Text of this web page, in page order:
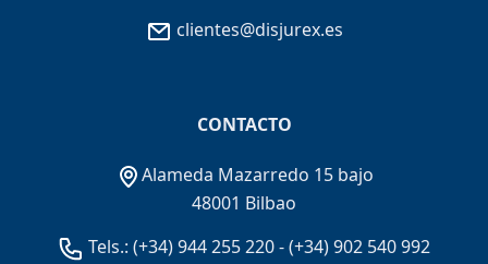
clientes@disjurex.es
CONTACTO
Alameda Mazarredo 15 bajo
48001 Bilbao
Tels.: (+34) 944 255 220-(+34) 902 540 992